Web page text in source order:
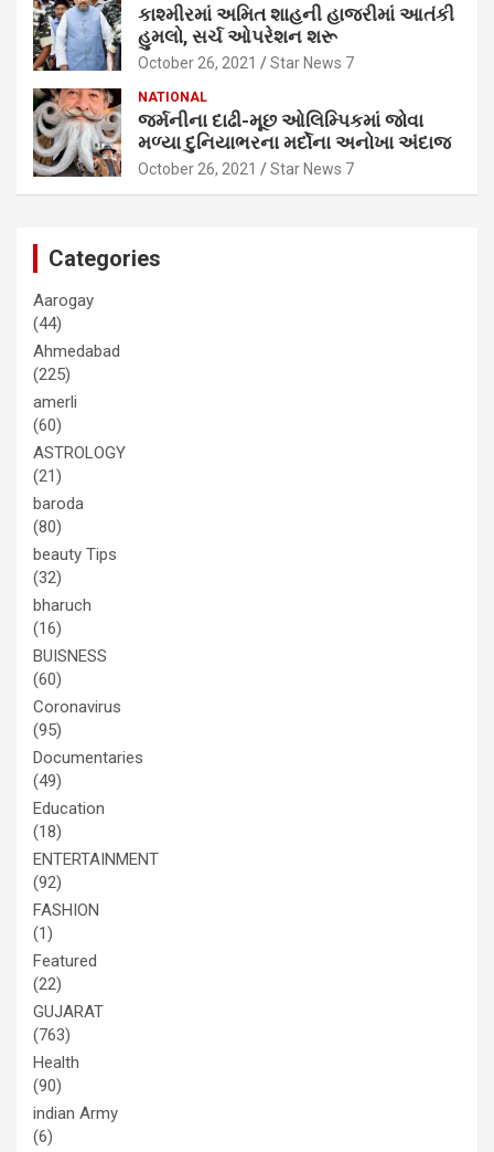
કાશ્મીરમાં અમિત શાહની હાજરીમાં આતંકી
હુમલો, સર્ચ ઓપરેશન શરૂ
October 26, 2021 Star News 7
NATIONAL
જર્મનીના દાઢી-મૂછ ઓલિમ્પિકમાં જોવા
મળ્યા દુનિયાભરના મર્દોના અનોખા અંદાજ
October 26, 2021 Star News 7
Categories
Aarogay
(44)
Ahmedabad
(225)
amerli
(60)
ASTROLOGY
(21)
baroda
(80)
beauty Tips
(32)
bharuch
(16)
BUISNESS
(60)
Coronavirus
(95)
Documentaries
(49)
Education
(18)
ENTERTAINMENT
(92)
FASHION
(1)
Featured
(22)
GUJARAT
(763)
Health
(90)
indian Army
(6)